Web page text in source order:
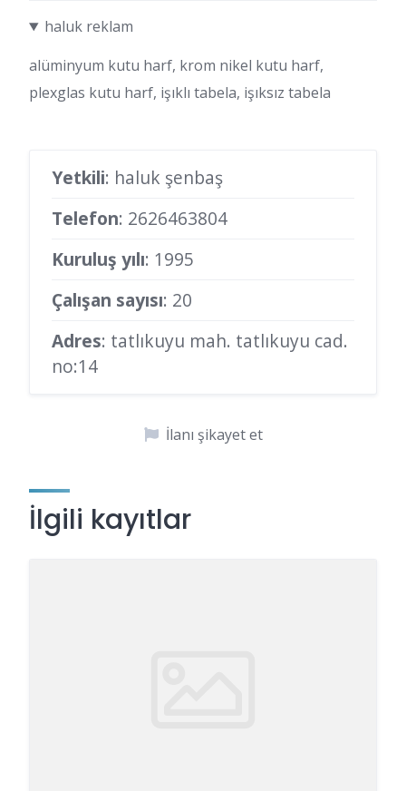
haluk reklam
alüminyum kutu harf, krom nikel kutu harf,
plexglas kutu harf, işıklı tabela, işıksız tabela
Yetkili: haluk şenbaş
Telefon: 2626463804
Kuruluş yılı: 1995
Çalışan sayısı: 20
Adres: tatlıkuyu mah. tatlıkuyu cad.
no:14
İlanı şikayet et
İlgili kayıtlar